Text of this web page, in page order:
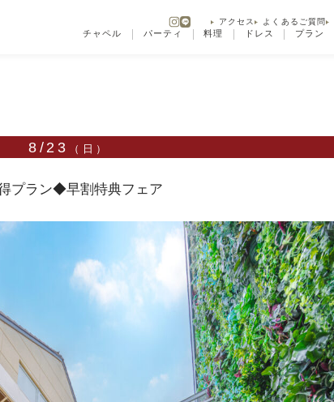
アクセス よくあるご質問
チャペル パーティ 料理 ドレス プラン
8/23 （日）
プラン◆早割特典フェア